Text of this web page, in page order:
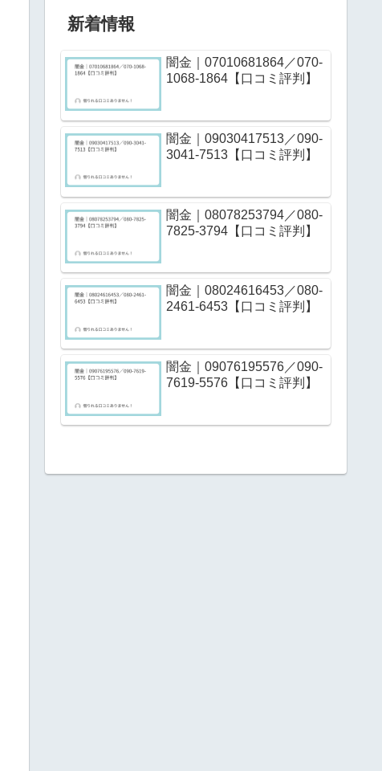
新着情報
闇金｜07010681864／070-
1068-1864【口コミ評判】
闇金｜09030417513／090-
3041-7513【口コミ評判】
闇金｜08078253794／080-
7825-3794【口コミ評判】
闇金｜08024616453／080-
2461-6453【口コミ評判】
闇金｜09076195576／090-
7619-5576【口コミ評判】